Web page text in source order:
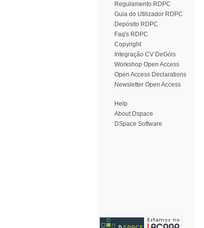
Regulamento RDPC
Guia do Utilizador RDPC
Depósito RDPC
Faq's RDPC
Copyright
Integração CV DeGóis
Workshop Open Access
Open Access Declarations
Newsletter Open Access
Help
About Dspace
DSpace Software